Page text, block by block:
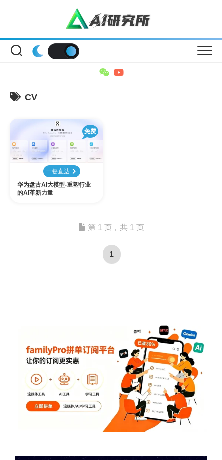
CV
免费
一键直达
华为盘古AI大模型-重塑行业
的AI革新力量
第 1 页，共 1 页
1